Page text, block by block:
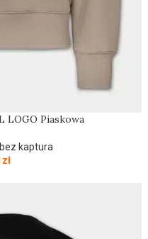
LOGO Piaskowa
kaptura
zł